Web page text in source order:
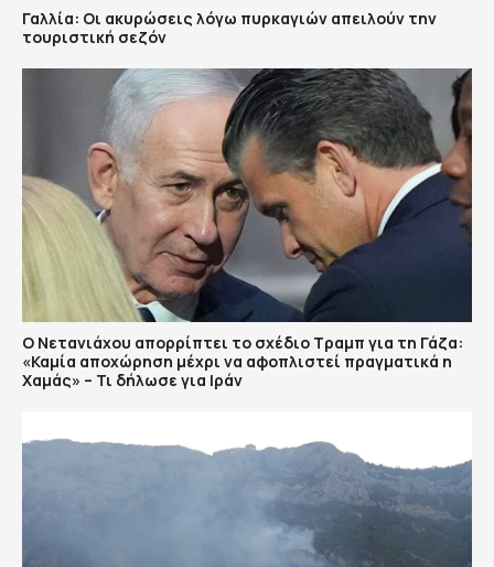
Γαλλία: Οι ακυρώσεις λόγω πυρκαγιών απειλούν την
τουριστική σεζόν
Ο Νετανιάχου απορρίπτει το σχέδιο Τραμπ για τη Γάζα:
«Καμία αποχώρηση μέχρι να αφοπλιστεί πραγματικά η
Χαμάς» – Τι δήλωσε για Ιράν